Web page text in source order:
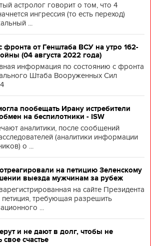
астролог говорит о том, что 4
ингрессия (то есть переход)
...
фронта от Генштаба ВСУ на утро 162-
(04 августа 2022 года)
информация по состоянию с фронта
Штаба Вооруженных Сил
пообещать Ирану истребители
на беспилотники - ISW
аналитики, после сообщений
(аналитики информации
о ...
на петицию Зеленскому
выезда мужчинам за рубеж
на сайте Президента
требующая разрешить
...
и не дают в долг, чтобы не
свое счастье